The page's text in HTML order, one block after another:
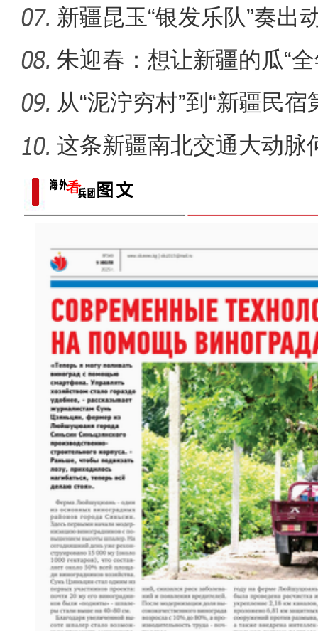
新疆昆玉“银发乐队”奏出
朱迎春：想让新疆的瓜“
从“泥泞穷村”到“新疆民
桂
这条新疆南北交通大动脉
度”？